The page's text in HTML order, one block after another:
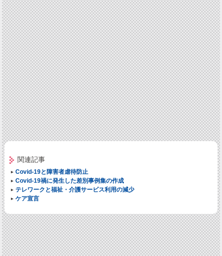
関連記事
Covid-19と障害者虐待防止
Covid-19禍に発生した差別事例集の作成
テレワークと福祉・介護サービス利用の減少
ケア宣言